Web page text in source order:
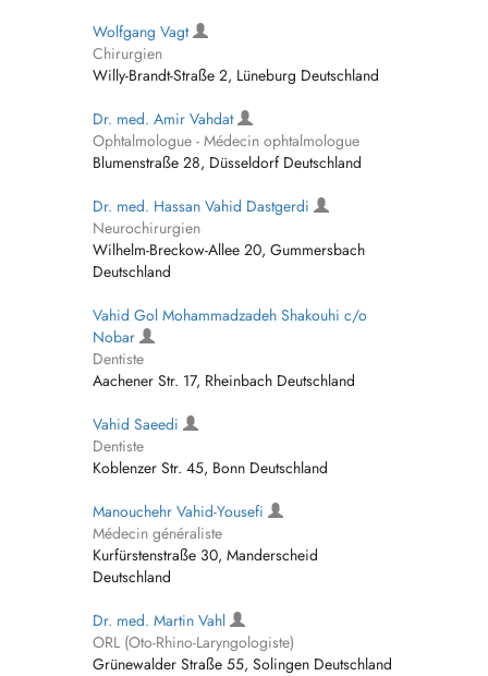
Wolfgang Vagt
Chirurgien
Willy-Brandt-Straße 2, Lüneburg Deutschland
Dr. med. Amir Vahdat
Ophtalmologue - Médecin ophtalmologue
Blumenstraße 28, Düsseldorf Deutschland
Dr. med. Hassan Vahid Dastgerdi
Neurochirurgien
Wilhelm-Breckow-Allee 20, Gummersbach
Deutschland
Vahid Gol Mohammadzadeh Shakouhi c/o
Nobar
Dentiste
Aachener Str. 17, Rheinbach Deutschland
Vahid Saeedi
Dentiste
Koblenzer Str. 45, Bonn Deutschland
Manouchehr Vahid-Yousefi
Médecin généraliste
Kurfürstenstraße 30, Manderscheid
Deutschland
Dr. med. Martin Vahl
ORL (Oto-Rhino-Laryngologiste)
Grünewalder Straße 55, Solingen Deutschland